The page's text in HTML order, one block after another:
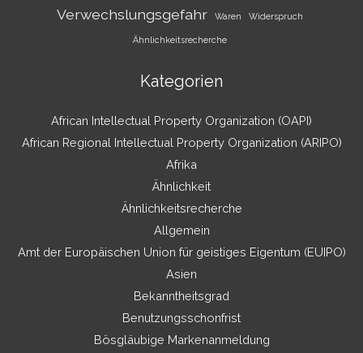
Verwechslungsgefahr Waren Widerspruch
Ähnlichkeitsrecherche
Kategorien
African Intellectual Property Organization (OAPI)
African Regional Intellectual Property Organization (ARIPO)
Afrika
Ähnlichkeit
Ähnlichkeitsrecherche
Allgemein
Amt der Europäischen Union für geistiges Eigentum (EUIPO)
Asien
Bekanntheitsgrad
Benutzungsschonfrist
Bösgläubige Markenanmeldung